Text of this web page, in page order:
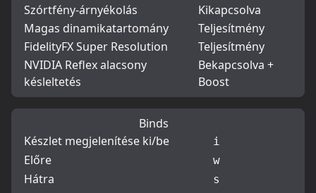
Szórtfény-árnyékolás
Kikapcsolva
Magas dinamikatartomány
Teljesítmény
FidelityFX Super Resolution
Teljesítmény
NVIDIA Reflex alacsony
késleltetés
Bekapcsolva +
Boost
Binds
Készlet megjelenítése ki/be
i
Előre w
Hátra s